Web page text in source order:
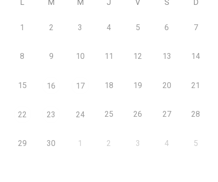
L M M J V S D
1 2 3 4 5 6 7
8 9 10 11 12 13 14
15 16 17 18 19 20 21
22 23 24 25 26 27 28
29 30 1 2 3 4 5